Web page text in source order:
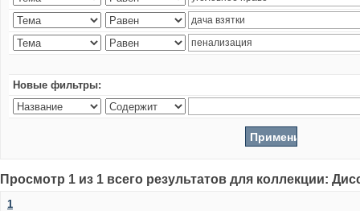
Новые фильтры:
Просмотр 1 из 1 всего результатов для коллекции:
1